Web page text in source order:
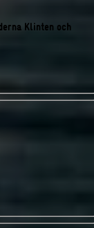
Klinten och